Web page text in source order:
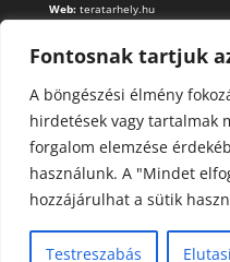
Fontosnak tartjuk
A böngészési élmény
hirdetések vagy tartalmak
forgalom elemzése
használunk. A "Mindet
hozzájárulhat a sütik
Testreszabás
Web: teratarhely.hu
Kapcsolat Foglalás
Adatvédelmi